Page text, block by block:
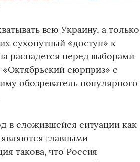
всю Украину, а только
сухопутный «доступ» к
распадется перед выборами
сюрприз» с
обозреватель популярного
в сложившейся ситуации как
главными
такова, что Россия